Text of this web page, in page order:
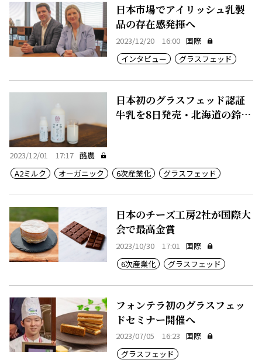
日本市場でアイリッシュ乳製
品の存在感発揮へ
2023/12/20 16:00 国際
インタビュー
グラスフェッド
日本初のグラスフェッド認証
牛乳を8日発売・北海道の鈴木
2023/12/01 17:17 酪農
A2ミルク
オーガニック 6次産業化 グラスフェッド
日本のチーズ工房2社が国際大
会で最高金賞
2023/10/30 17:01
国際
6次産業化
グラスフェッド
フォンテラ初のグラスフェッ
ドセミナー開催へ
2023/07/05 16:23 国際
グラスフェッド